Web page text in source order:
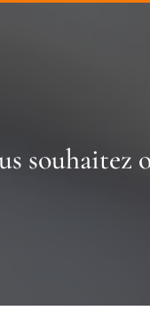
souhaitez